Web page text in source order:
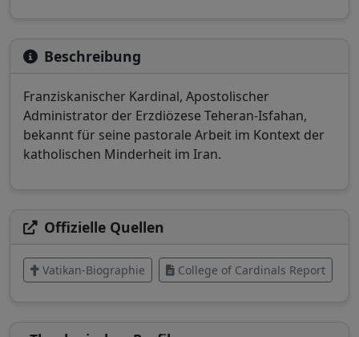
Beschreibung
Franziskanischer Kardinal, Apostolischer
Administrator der Erzdiözese Teheran-Isfahan,
bekannt für seine pastorale Arbeit im Kontext der
katholischen Minderheit im Iran.
Offizielle Quellen
Vatikan-Biographie College of Cardinals Report